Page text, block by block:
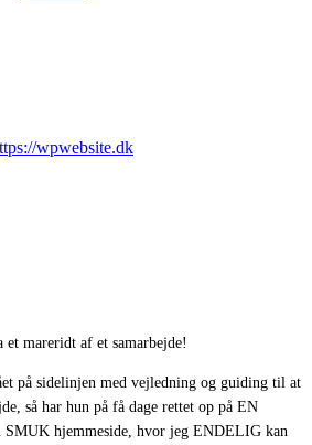
wpwebsite.dk
mareridt af et samarbejde!
på sidelinjen med vejledning og guiding til at
så har hun på få dage rettet op på EN
SMUK hjemmeside, hvor jeg ENDELIG kan